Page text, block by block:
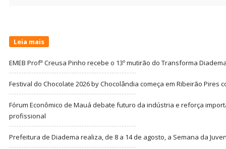
Leia mais
EMEB Profª Creusa Pinho recebe o 13º mutirão do Transforma
Festival do Chocolate 2026 by Chocolândia começa em Ribeirão Pires
Fórum Econômico de Mauá debate futuro da indústria e reforça
profissional
Prefeitura de Diadema realiza, de 8 a 14 de agosto, a Semana da